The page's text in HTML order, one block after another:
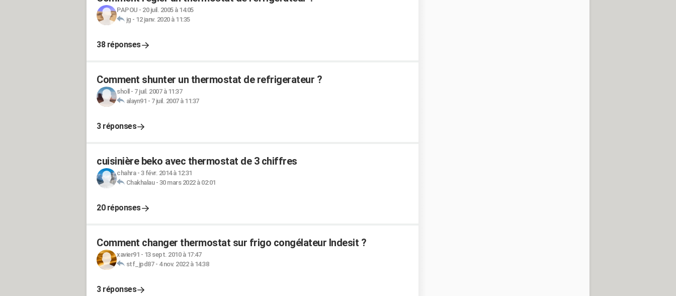
PAPOU - 20 juil. 2005 à 14:05
jg - 12 janv. 2020 à 11:35
38 réponses
Comment shunter un thermostat de refrigerateur ?
sholl - 7 juil. 2007 à 11:37
alayn91 - 7 juil. 2007 à 11:37
3 réponses
cuisinière beko avec thermostat de 3 chiffres
chahra- 3 févr. 2014 à 12:31
Chakhalau- 30 mars 2022 à 02:01
20 réponses
Comment changer thermostat sur frigo congélateur Indesit ?
xavier91 - 13 sept. 2010 à 17:47
stf_jpd87- 4 nov. 2022 à 14:38
3 réponses